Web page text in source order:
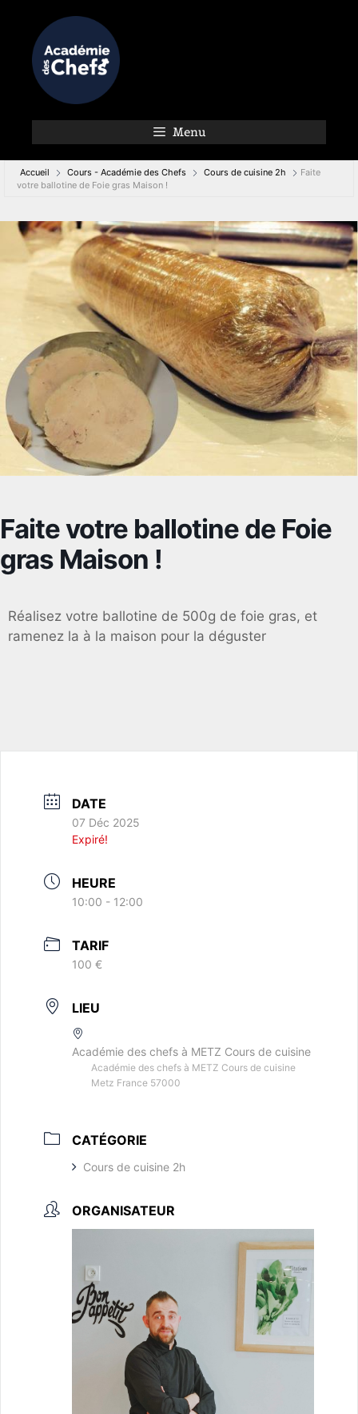
Menu
Accueil Cours - Académie des Chefs Cours de cuisine 2h
Faite
votre ballotine de Foie gras Maison !
Faite votre ballotine de Foie
gras Maison !
Réalisez votre ballotine de 500g de foie gras, et
ramenez la à la maison pour la déguster
DATE
07 Déc 2025
Expiré!
HEURE
10:00 - 12:00
TARIF
100 €
LIEU
Académie des chefs à METZ Cours de cuisine
Académie des chefs à METZ Cours de cuisine
Metz France 57000
CATÉGORIE
Cours de cuisine 2h
ORGANISATEUR